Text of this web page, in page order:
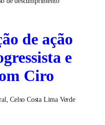
de descumprimento
de ação
e
Ciro